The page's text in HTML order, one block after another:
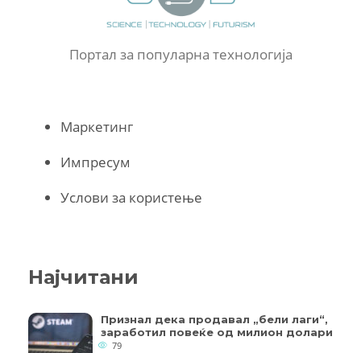
Портал за популарна технологија
Маркетинг
Импресум
Услови за користење
Најчитани
Признал дека продавал „бели лаги“,
заработил повеќе од милион долари
79